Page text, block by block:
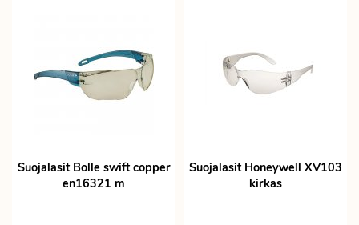
Suojalasit Bolle swift copper
en16321 m
Suojalasit Honeywell XV103
kirkas